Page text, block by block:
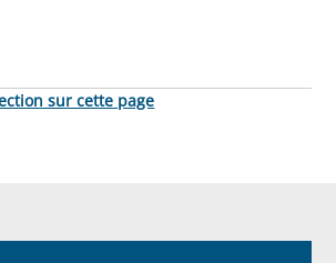
sur cette page